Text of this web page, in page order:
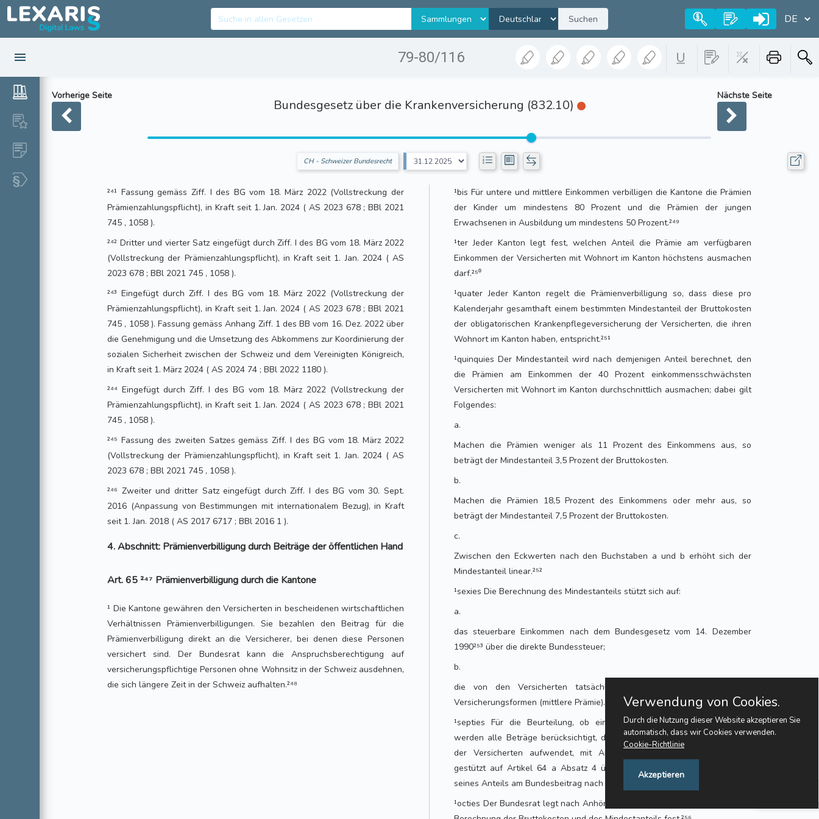
Suchen
79-80/116
Vorherige Seite
Bundesgesetz über die Krankenversicherung (832.10)
Nächste Seite
CH - Schweizer Bundesrecht
²⁴¹ Fassung gemäss Ziff. I des BG vom 18. März 2022 (Vollstreckung der
Prämienzahlungspflicht), in Kraft seit 1. Jan. 2024 ( AS 2023 678 ; BBl 2021
745 , 1058 ).
²⁴² Dritter und vierter Satz eingefügt durch Ziff. I des BG vom 18. März 2022
(Vollstreckung der Prämienzahlungspflicht), in Kraft seit 1. Jan. 2024 ( AS
2023 678 ; BBl 2021 745 , 1058 ).
²⁴³ Eingefügt durch Ziff. I des BG vom 18. März 2022 (Vollstreckung der
Prämienzahlungspflicht), in Kraft seit 1. Jan. 2024 ( AS 2023 678 ; BBl 2021
745 , 1058 ). Fassung gemäss Anhang Ziff. 1 des BB vom 16. Dez. 2022 über
die Genehmigung und die Umsetzung des Abkommens zur Koordinierung der
sozialen Sicherheit zwischen der Schweiz und dem Vereinigten Königreich,
in Kraft seit 1. März 2024 ( AS 2024 74 ; BBl 2022 1180 ).
²⁴⁴ Eingefügt durch Ziff. I des BG vom 18. März 2022 (Vollstreckung der
Prämienzahlungspflicht), in Kraft seit 1. Jan. 2024 ( AS 2023 678 ; BBl 2021
745 , 1058 ).
²⁴⁵ Fassung des zweiten Satzes gemäss Ziff. I des BG vom 18. März 2022
(Vollstreckung der Prämienzahlungspflicht), in Kraft seit 1. Jan. 2024 ( AS
2023 678 ; BBl 2021 745 , 1058 ).
²⁴⁶ Zweiter und dritter Satz eingefügt durch Ziff. I des BG vom 30. Sept.
2016 (Anpassung von Bestimmungen mit internationalem Bezug), in Kraft
seit 1. Jan. 2018 ( AS 2017 6717 ; BBl 2016 1 ).
4. Abschnitt: Prämienverbilligung durch Beiträge der öffentlichen Hand
Art. 65 ²⁴⁷ Prämienverbilligung durch die Kantone
¹ Die Kantone gewähren den Versicherten in bescheidenen wirtschaftlichen
Verhältnissen Prämienverbilligungen. Sie bezahlen den Beitrag für die
Prämienverbilligung direkt an die Versicherer, bei denen diese Personen
versichert sind. Der Bundesrat kann die Anspruchsberechtigung auf
versicherungspflichtige Personen ohne Wohnsitz in der Schweiz ausdehnen,
die sich längere Zeit in der Schweiz aufhalten.²⁴⁸
¹bis Für untere und mittlere Einkommen verbilligen die Kantone die Prämien
der Kinder um mindestens 80 Prozent und die Prämien der jungen
Erwachsenen in Ausbildung um mindestens 50 Prozent.²⁴⁹
¹ter Jeder Kanton legt fest, welchen Anteil die Prämie am verfügbaren
Einkommen der Versicherten mit Wohnort im Kanton höchstens ausmachen
darf.²⁵⁰
¹quater Jeder Kanton regelt die Prämienverbilligung so, dass diese pro
Kalenderjahr gesamthaft einem bestimmten Mindestanteil der Bruttokosten
der obligatorischen Krankenpflegeversicherung der Versicherten, die ihren
Wohnort im Kanton haben, entspricht.²⁵¹
¹quinquies Der Mindestanteil wird nach demjenigen Anteil berechnet, den
die Prämien am Einkommen der 40 Prozent einkommensschwächsten
Versicherten mit Wohnort im Kanton durchschnittlich ausmachen; dabei gilt
Folgendes:
a.
Machen die Prämien weniger als 11 Prozent des Einkommens aus, so
beträgt der Mindestanteil 3,5 Prozent der Bruttokosten.
b.
Machen die Prämien 18,5 Prozent des Einkommens oder mehr aus, so
beträgt der Mindestanteil 7,5 Prozent der Bruttokosten.
c.
Zwischen den Eckwerten nach den Buchstaben a und b erhöht sich der
Mindestanteil linear.²⁵²
¹sexies Die Berechnung des Mindestanteils stützt sich auf:
a.
das steuerbare Einkommen nach dem Bundesgesetz vom 14. Dezember
1990²⁵³ über die direkte Bundessteuer;
b.
die von den Versicherten tatsächlich bezahlten Prämien sämtlicher
Versicherungsformen (mittlere Prämie).²⁵⁴
¹septies Für die Beurteilung, ob ein Kanton den Mindestanteil erfüllt,
werden alle Beträge berücksichtigt, die er für die Bezahlung der Prämien
der Versicherten aufwendet, mit Ausnahme von Forderungen, die er
gestützt auf Artikel 64 a Absatz 4 übernommen hat, und mit Ausnahme
seines Anteils am Bundesbeitrag nach Artikel 66.²⁵⁵
¹octies Der Bundesrat legt nach Anhörung der Kantone die Einzelheiten der
Verwendung von Cookies.
Durch die Nutzung dieser Website akzeptieren Sie
automatisch, dass wir Cookies verwenden.
Cookie-Richtlinie
Akzeptieren